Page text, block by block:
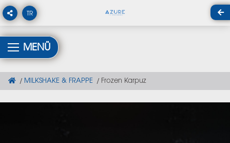
TR
MENÜ
MILKSHAKE & FRAPPE Frozen Karpuz